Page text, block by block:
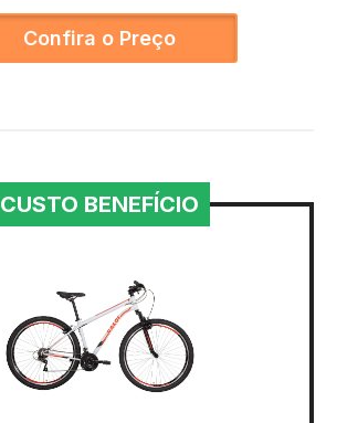
Confira o Preço
CUSTO BENEFÍCIO